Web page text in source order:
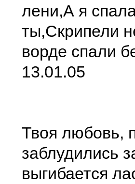
лени,А я
ты,Скрипели
ворде спали
13.01.05
Твоя любовь,
заблудились
выгибается